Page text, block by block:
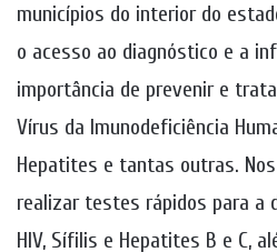
municípios do interior do
o acesso ao diagnóstico e a
importância de prevenir e
Vírus da Imunodeficiência
Hepatites e tantas outras.
realizar testes rápidos para a
HIV, Sífilis e Hepatites B e C,